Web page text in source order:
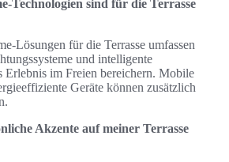
Technologien sind für die Terrasse
Lösungen für die Terrasse umfassen
und intelligente
Erlebnis im Freien bereichern. Mobile
Geräte können zusätzlich
Akzente auf meiner Terrasse